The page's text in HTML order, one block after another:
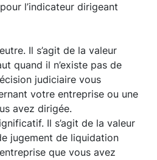
l’indicateur dirigeant
Il s’agit de la valeur
quand il n’existe pas de
judiciaire vous
votre entreprise ou une
avez dirigée.
Il s’agit de la valeur
jugement de liquidation
que vous avez